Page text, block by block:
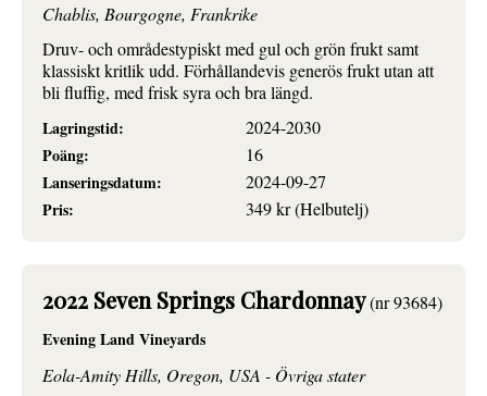
Chablis, Bourgogne, Frankrike
Druv- och områdestypiskt med gul och grön frukt samt
klassiskt kritlik udd. Förhållandevis generös frukt utan att
bli fluffig, med frisk syra och bra längd.
Lagringstid:
2024-2030
Poäng:
16
Lanseringsdatum:
2024-09-27
Pris:
349 kr (Helbutelj)
2022 Seven Springs Chardonnay(nr 93684)
Evening Land Vineyards
Eola-Amity Hills, Oregon, USA - Övriga stater